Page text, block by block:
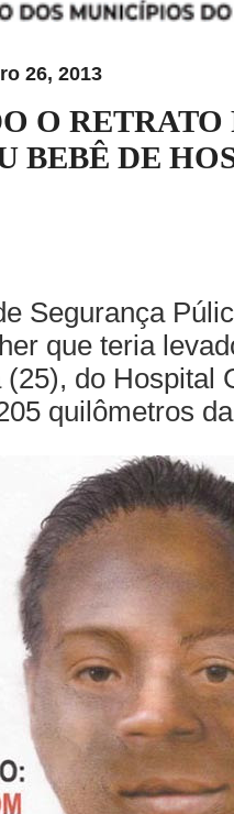
26, 2013
O
BEBÊ DE
Segurança
que teria
do Hospital
quilômetros